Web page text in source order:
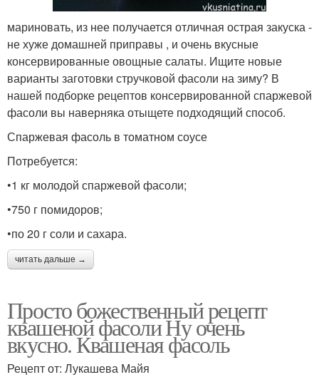
мариновать, из нее получается отличная острая закуска -
не хуже домашней приправы , и очень вкусные
консервированные овощные салаты. Ищите новые
варианты заготовки стручковой фасоли на зиму? В
нашей подборке рецептов консервированной спаржевой
фасоли вы наверняка отыщете подходящий способ.
Спаржевая фасоль в томатном соусе
Потребуется:
•1 кг молодой спаржевой фасоли;
•750 г помидоров;
•по 20 г соли и сахара.
читать дальше →
Просто божественный рецепт
квашеной фасоли Ну очень
вкусно. Квашеная фасоль
Рецепт от: Лукашева Майя